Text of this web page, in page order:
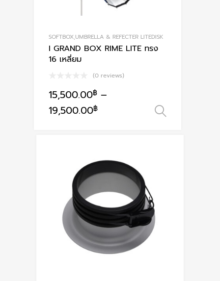
SOFTBOX,UMBRELLA & REFECTER LITEDISK
I GRAND BOX RIME LITE ทรง
16 เหลี่ยม
(0 reviews)
15,500.00฿ –
19,500.00฿
This
options
chosen